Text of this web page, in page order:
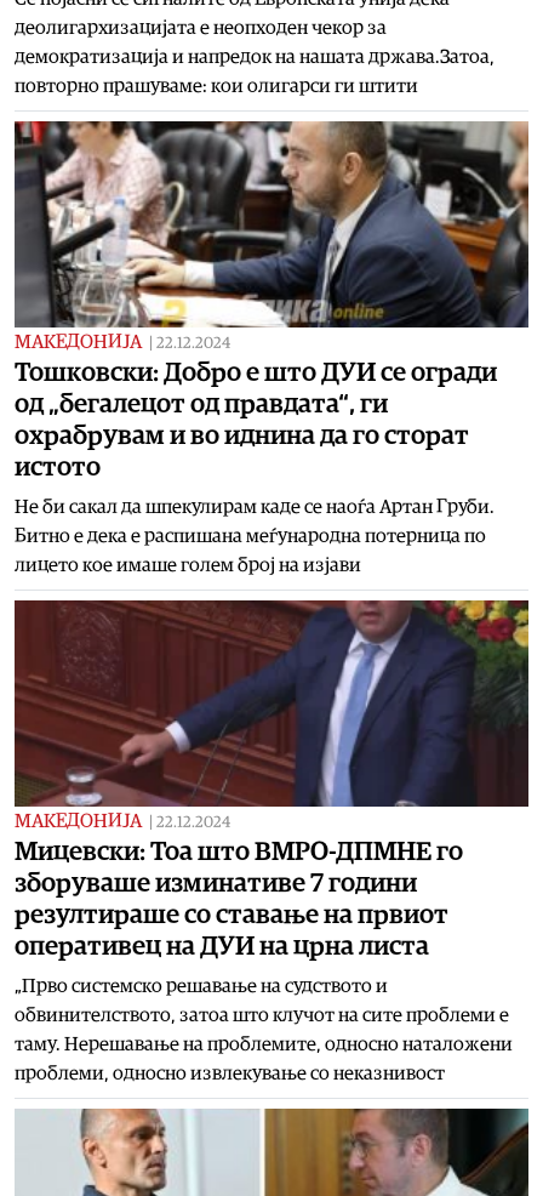
деолигархизацијата е неопходен чекор за
демократизација и напредок на нашата држава.Затоа,
повторно прашуваме: кои олигарси ги штити
МАКЕДОНИЈА 22.12.2024
Тошковски: Добро е што ДУИ се огради
од „бегалецот од правдата“, ги
охрабрувам и во иднина да го сторат
истото
Не би сакал да шпекулирам каде се наоѓа Артан Груби.
Битно е дека е распишана меѓународна потерница по
лицето кое имаше голем број на изјави
МАКЕДОНИЈА 22.12.2024
Мицевски: Тоа што ВМРО-ДПМНЕ го
зборуваше изминативе 7 години
резултираше со ставање на првиот
оперативец на ДУИ на црна листа
„Прво системско решавање на судството и
обвинителството, затоа што клучот на сите проблеми е
таму. Нерешавање на проблемите, односно наталожени
проблеми, односно извлекување со неказнивост